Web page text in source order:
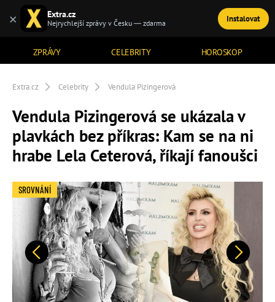
ZPRÁVY CELEBRITY HOROSKOP
TÉMATA
Extra.cz Celebrity Vendula Pizingerová
Vendula Pizingerová se ukázala v
plavkách bez příkras: Kam se na ni
hrabe Lela Ceterová, říkají fanoušci
Předchozí Další
SROVNÁNÍ
× Extra.cz
Nejrychlejší zprávy v Česku — zdarma Instalovat